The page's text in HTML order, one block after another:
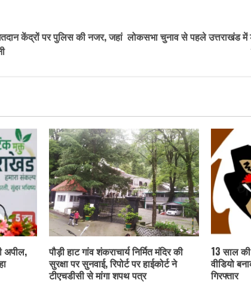
केंद्रों पर पुलिस की नजर, जहां लोकसभा चुनाव से पहले उत्तराखंड
अपील,
पौड़ी हाट गांव शंकराचार्य निर्मित मंदिर की
सुरक्षा पर सुनवाई, रिपोर्ट पर हाईकोर्ट ने
टीएचडीसी से मांगा शपथ पत्र
13 साल
वीडियो
गिरफ्तार